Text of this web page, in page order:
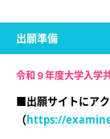
出願準備
令和９年度大学入学
■出願サイトにア
（https://